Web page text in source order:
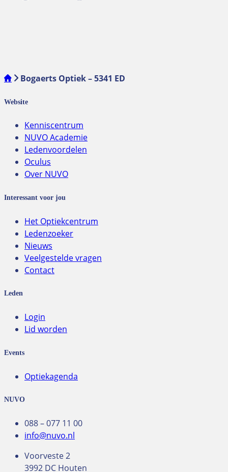
Bogaerts Optiek – 5341 ED
Website
Kenniscentrum
NUVO Academie
Ledenvoordelen
Oculus
Over NUVO
Interessant voor jou
Het Optiekcentrum
Ledenzoeker
Nieuws
Veelgestelde vragen
Contact
Leden
Login
Lid worden
Events
Optiekagenda
NUVO
088 – 077 11 00
info@nuvo.nl
Voorveste 2
3992 DC Houten